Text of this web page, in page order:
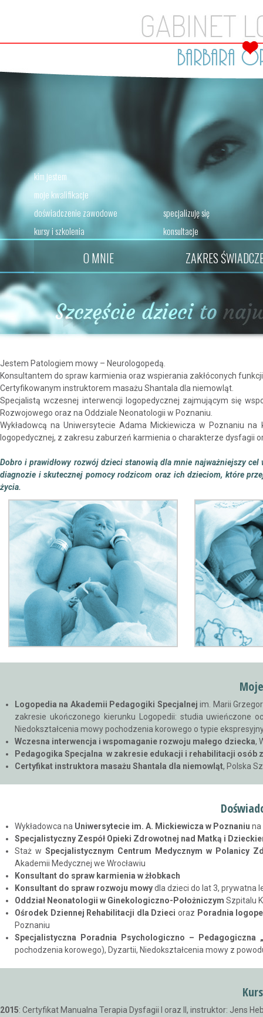
kim jestem
moje kwalifikacje
doświadczenie zawodowe
kursy i szkolenia
O MNIE
specjalizuję się
konsultacje
ZAKRES
Jestem Patologiem mowy – Neurologopedą.
Konsultantem do spraw karmienia oraz wspierania zakłóconych
Certyfikowanym instruktorem masażu Shantala dla niemowląt.
Specjalistą wczesnej interwencji logopedycznej zajmującym się
Rozwojowego oraz na Oddziale Neonatologii w Poznaniu.
Wykładowcą na Uniwersytecie Adama Mickiewicza w Poznaniu
logopedycznej, z zakresu zaburzeń karmienia o charakterze dysfagii
Dobro i prawidłowy rozwój dzieci stanowią dla mnie najważniejszy
diagnozie i skutecznej pomocy rodzicom oraz ich dzieciom, które
życia.
Logopedia na Akademii Pedagogiki Specjalnej im. Marii
zakresie ukończonego kierunku Logopedii: studia
Niedokształcenia mowy pochodzenia korowego o typie
Wczesna interwencja i wspomaganie rozwoju małego dziecka,
Pedagogika Specjalna w zakresie edukacji i rehabilitacji osób
Certyfikat instruktora masażu Shantala dla niemowląt, Polska
Wykładowca na Uniwersytecie im. A. Mickiewicza w Poznaniu na
Specjalistyczny Zespół Opieki Zdrowotnej nad Matką i
Staż w Specjalistycznym Centrum Medycznym w Polanicy
Akademii Medycznej we Wrocławiu
Konsultant do spraw karmienia w żłobkach
Konsultant do spraw rozwoju mowydla dzieci do lat 3, prywatna
Oddział Neonatologii w Ginekologiczno-Położniczym Szpitalu
Ośrodek Dziennej Rehabilitacji dla Dzieci oraz Poradnia
Poznaniu
Specjalistyczna Poradnia Psychologiczno – Pedagogiczna
pochodzenia korowego), Dyzartii, Niedokształcenia mowy z
2015: Certyfikat Manualna Terapia Dysfagii I oraz II, instruktor: Jens